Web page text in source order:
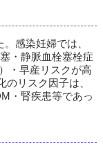
感染妊婦では、
・静脈血栓塞栓症
・早産リスクが高
リスク因子は、
・腎疾患等であっ